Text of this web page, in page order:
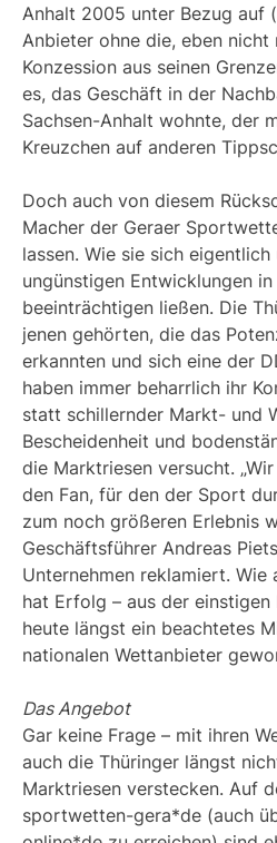
Anhalt 2005 unter Bezug auf
Anbieter ohne die, eben
Konzession aus seinen
es, das Geschäft in der
Sachsen-Anhalt wohnte, der
Kreuzchen auf anderen
Doch auch von diesem
Macher der Geraer
lassen. Wie sie sich
ungünstigen Entwicklungen
beeinträchtigen ließen. Die
jenen gehörten, die das
erkannten und sich eine der
haben immer beharrlich ihr
statt schillernder Markt- und
Bescheidenheit und
die Marktriesen versucht.
den Fan, für den der Sport
zum noch größeren Erlebnis
Geschäftsführer Andreas
Unternehmen reklamiert. Wie
hat Erfolg – aus der einstigen
heute längst ein beachtetes
nationalen Wettanbieter
Das Angebot
Gar keine Frage – mit ihren
auch die Thüringer längst
Marktriesen verstecken. Auf
sportwetten-gera*de (auch